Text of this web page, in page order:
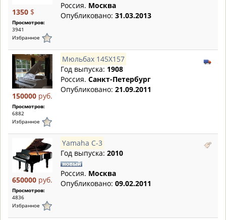
1350 $
Просмотров:
3941
Избранное
Россия. Москва
Опубликовано: 31.03.2013
150000 руб.
Просмотров:
6882
Избранное
Мюльбах 145Х157
Год выпуска: 1908
Россия. Санкт-Петербург
Опубликовано: 21.09.2011
650000 руб.
Просмотров:
4836
Избранное
Yamaha C-3
Год выпуска: 2010
Россия. Москва
Опубликовано: 09.02.2011